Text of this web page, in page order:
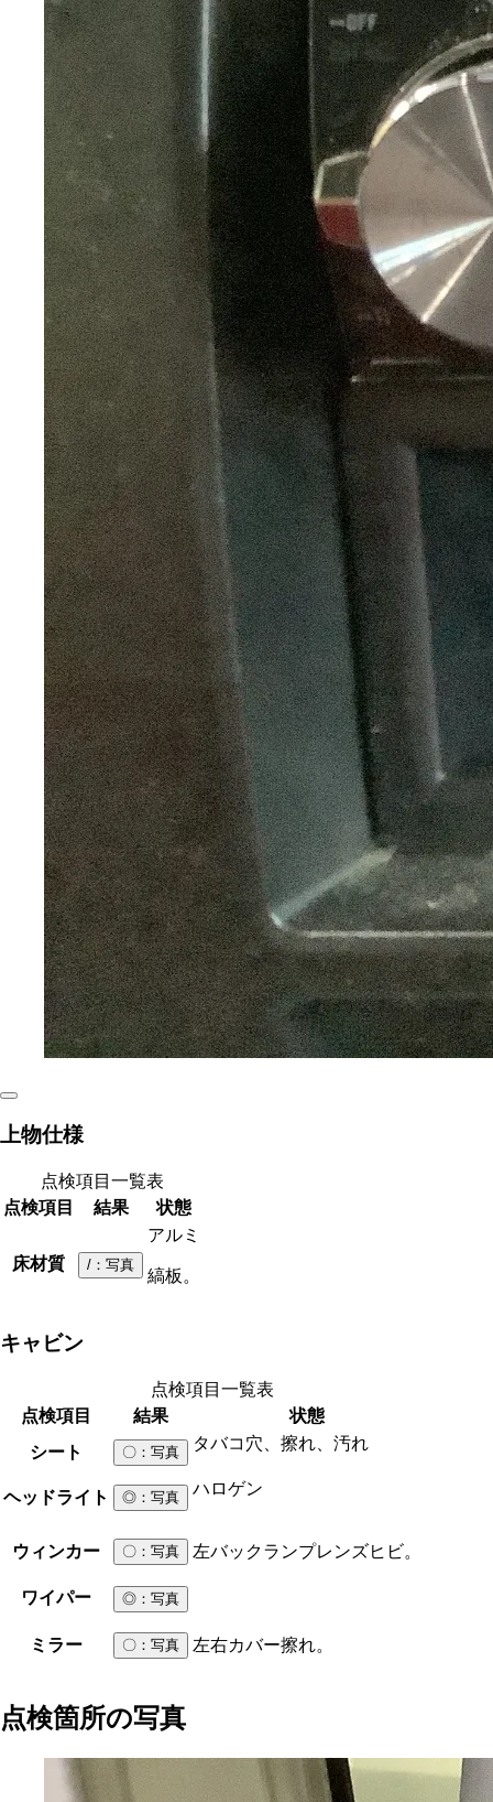
上物仕様
点検項目一覧表
点検項目
結果 状態
床材質 / ：写真
アルミ
縞板。
キャビン
点検項目一覧表
点検項目
結果
状態
シート
〇 ：写真 タバコ穴、擦れ、汚れ
ヘッドライト ◎ ：写真 ハロゲン
ウィンカー 〇 ：写真 左バックランプレンズヒビ。
ワイパー ◎ ：写真
ミラー 〇 ：写真 左右カバー擦れ。
点検箇所の写真